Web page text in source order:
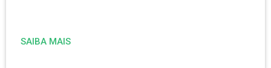
SAIBA MAIS